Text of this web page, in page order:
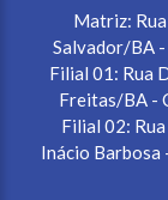
Matriz:
Salvador/BA
Filial 01: Rua
Freitas/BA -
Filial 02:
Inácio Barbosa